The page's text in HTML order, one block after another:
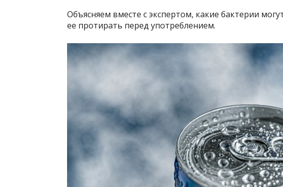
Объясняем вместе с экспертом, какие бактерии
ее протирать перед употреблением.